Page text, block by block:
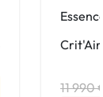
Essence
Crit'Air
11 990 €